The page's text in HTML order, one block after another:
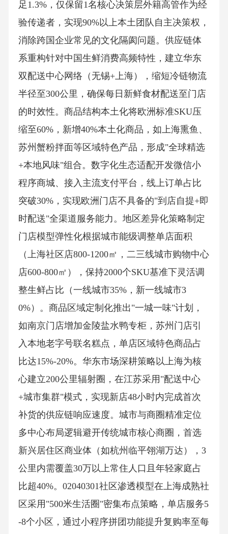
足1.3%，仅保留1名核心决策层外籍高管作为经
验传递者，实现90%以上本土团队自主决策权，
消除跨国企业常见的文化隔阂问题。供应链体
系重构针对中国生鲜消费高频特性，建立华东
双配送中心网络（无锡+上海），缩短冷链物流
半径至300公里，确保每日新鲜食材配送至门店
的时效性。商品结构本土化将欧洲标准SKU压
缩至60%，新增40%本土化商品，如上海熏鱼、
苏州蟹粉拌面等区域特色产品，形成"全球精选
+本地风味"组合。数字化生态适配开发微信小
程序商城、接入主流支付平台，线上订单占比
突破30%，实现欧洲门店不具备的"到店自提+即
时配送"全渠道服务能力。地区差异化策略制定
门店模型弹性化根据城市能级调整单店面积
（上海社区店800-1200㎡，二三线城市购物中心
店600-800㎡），保持2000个SKU基准下灵活调
整生鲜占比（一线城市35%，新一线城市3
0%）。商品区域定制化推出"一城一味"计划，
如南京门店增加金陵盐水鸭专柜，苏州门店引
入本地老字号联名糕点，单店区域特色商品占
比达15%-20%。华东市场深耕策略以上海为核
心建立200公里辐射圈，在江苏采用"配送中心
+城市集群"模式，实现新店48小时内完成首次
补货的供应链响应速度。城市与商圈精准定位
多中心布局逻辑避开传统城市核心商圈，首选
新兴居住区商业体（如杭州临平翎湖万达），3
公里内需覆盖30万以上常住人口且年轻家庭占
比超40%。02040301社区渗透模型在上海成熟社
区采用"500米生活圈"密集布点策略，单店服务5
-8个小区，通过小程序拼团功能提升复购率至每